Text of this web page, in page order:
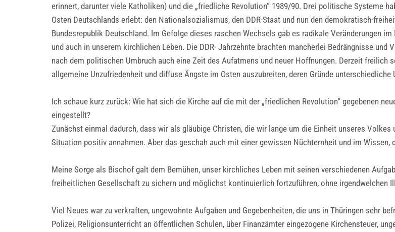
erinnert, darunter viele Katholiken) und die „friedliche Revolution“ 1989/90. Drei politische Systeme
Osten Deutschlands erlebt: den Nationalsozialismus, den DDR-Staat und nun den demokratisch-
Bundesrepublik Deutschland. Im Gefolge dieses raschen Wechsels gab es radikale Veränderungen
und auch in unserem kirchlichen Leben. Die DDR- Jahrzehnte brachten mancherlei Bedrängnisse und
nach dem politischen Umbruch auch eine Zeit des Aufatmens und neuer Hoffnungen. Derzeit freilich
allgemeine Unzufriedenheit und diffuse Ängste im Osten auszubreiten, deren Gründe unterschiedliche
Ich schaue kurz zurück: Wie hat sich die Kirche auf die mit der „friedlichen Revolution“ gegebenen
eingestellt?
Zunächst einmal dadurch, dass wir als gläubige Christen, die wir lange um die Einheit unseres
Situation positiv annahmen. Aber das geschah auch mit einer gewissen Nüchternheit und im Wissen,
Meine Sorge als Bischof galt dem Bemühen, unser kirchliches Leben mit seinen verschiedenen
freiheitlichen Gesellschaft zu sichern und möglichst kontinuierlich fortzuführen, ohne irgendwelchen
Viel Neues war zu verkraften, ungewohnte Aufgaben und Gegebenheiten, die uns in Thüringen sehr
Polizei, Religionsunterricht an öffentlichen Schulen, über Finanzämter eingezogene Kirchensteuer,